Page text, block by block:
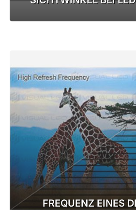
FREQUENZ EINES